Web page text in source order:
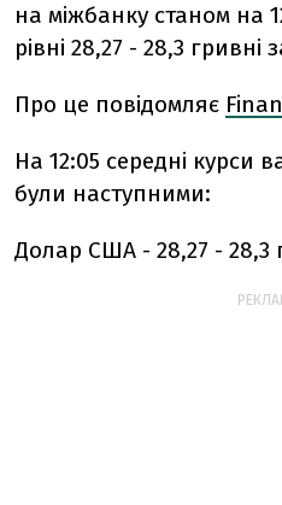
на міжбанку станом на
рівні 28,27 - 28,3 гривні
Про це повідомляє
На 12:05 середні курси
були наступними:
Долар США - 28,27 - 28,3